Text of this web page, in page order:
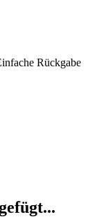
Rückgabe